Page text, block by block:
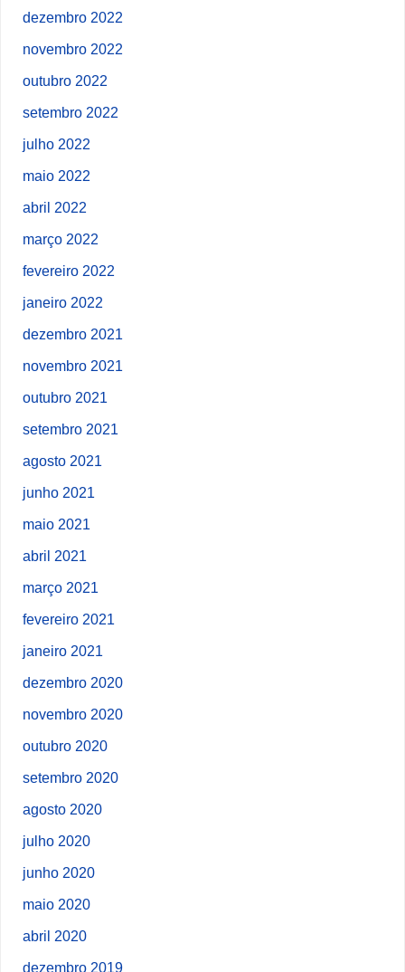
dezembro 2022
novembro 2022
outubro 2022
setembro 2022
julho 2022
maio 2022
abril 2022
março 2022
fevereiro 2022
janeiro 2022
dezembro 2021
novembro 2021
outubro 2021
setembro 2021
agosto 2021
junho 2021
maio 2021
abril 2021
março 2021
fevereiro 2021
janeiro 2021
dezembro 2020
novembro 2020
outubro 2020
setembro 2020
agosto 2020
julho 2020
junho 2020
maio 2020
abril 2020
dezembro 2019